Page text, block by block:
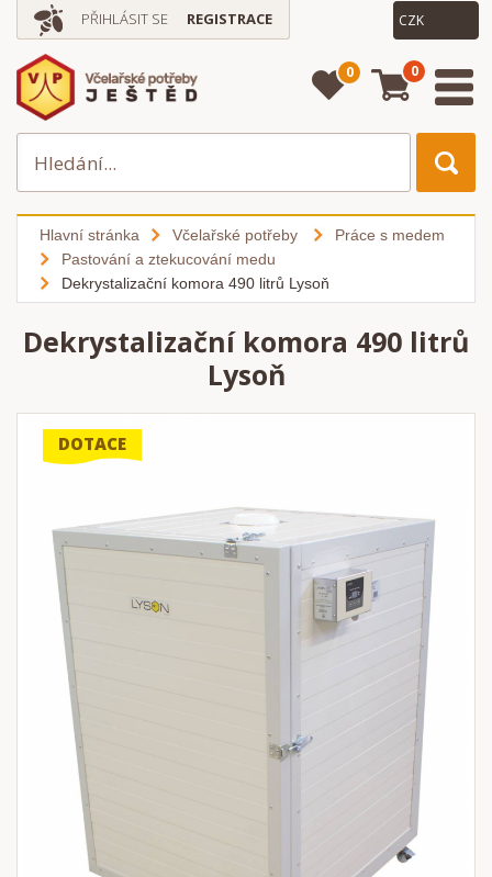
PŘIHLÁSIT SE REGISTRACE
0 0
Hlavní stránka Včelařské potřeby
Práce s medem
Pastování a ztekucování medu
Dekrystalizační komora 490 litrů Lysoň
Dekrystalizační komora 490 litrů
Lysoň
DOTACE